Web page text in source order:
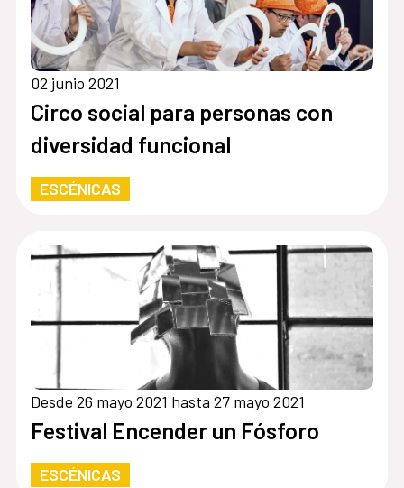
02 junio 2021
Circo social para personas con
diversidad funcional
ESCÉNICAS
Desde 26 mayo 2021 hasta 27 mayo 2021
Festival Encender un Fósforo
ESCÉNICAS